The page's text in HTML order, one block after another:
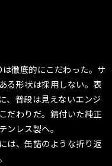
徹底的にこだわった。サ
る形状は採用しない。表
、普段は見えないエンジ
だわりだ。 錆付いた純正
ンレス製へ。
は、缶詰のような折り返